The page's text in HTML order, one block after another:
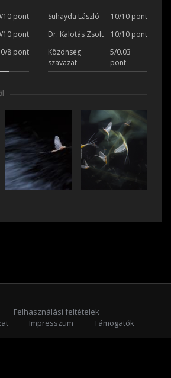
10 pont Suhayda László
10/10 pont
10 pont Dr. Kalotás Zsolt
10/10 pont
8 pont
Közönség
szavazat
5/0.03
pont
Felhasználási feltételek
Impresszum
Támogatók